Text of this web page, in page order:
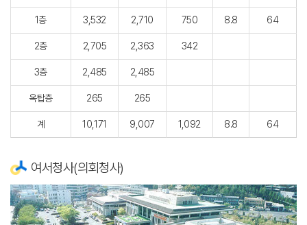
1층 3,532 2,710 750 8.8 64
2층 2,705 2,363 342
3층 2,485 2,485
옥탑층 265 265
계 10,171 9,007 1,092 8.8 64
여서청사(의회청사)